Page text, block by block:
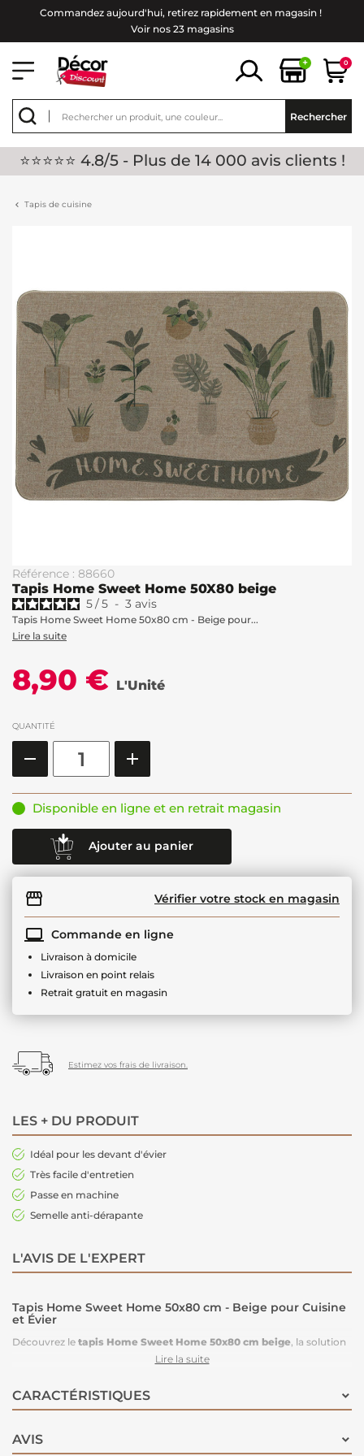
Commandez aujourd'hui, retirez rapidement en magasin !
Voir nos 23 magasins
+ 0
Rechercher
⭐⭐⭐⭐⭐ 4.8/5 - Plus de 14 000 avis clients !
Tapis de cuisine
Référence : 88660
Tapis Home Sweet Home 50X80 beige
5/5 - 3 avis
Tapis Home Sweet Home 50x80 cm - Beige pour...
Lire la suite
8,90 € L'Unité
QUANTITÉ
Disponible en ligne et en retrait magasin
Ajouter au panier
Vérifier votre stock en magasin
Commande en ligne
Livraison à domicile
Livraison en point relais
Retrait gratuit en magasin
Estimez vos frais de livraison.
LES + DU PRODUIT
Idéal pour les devant d'évier
Très facile d'entretien
Passe en machine
Semelle anti-dérapante
L'AVIS DE L'EXPERT
Tapis Home Sweet Home 50x80 cm - Beige pour Cuisine
et Évier
Découvrez le tapis Home Sweet Home 50x80 cm beige, la solution
parfaite pour sublimer votre cuisine tout en protégeant votre sol. Ce
quotidien.
Lire la suite
CARACTÉRISTIQUES
AVIS